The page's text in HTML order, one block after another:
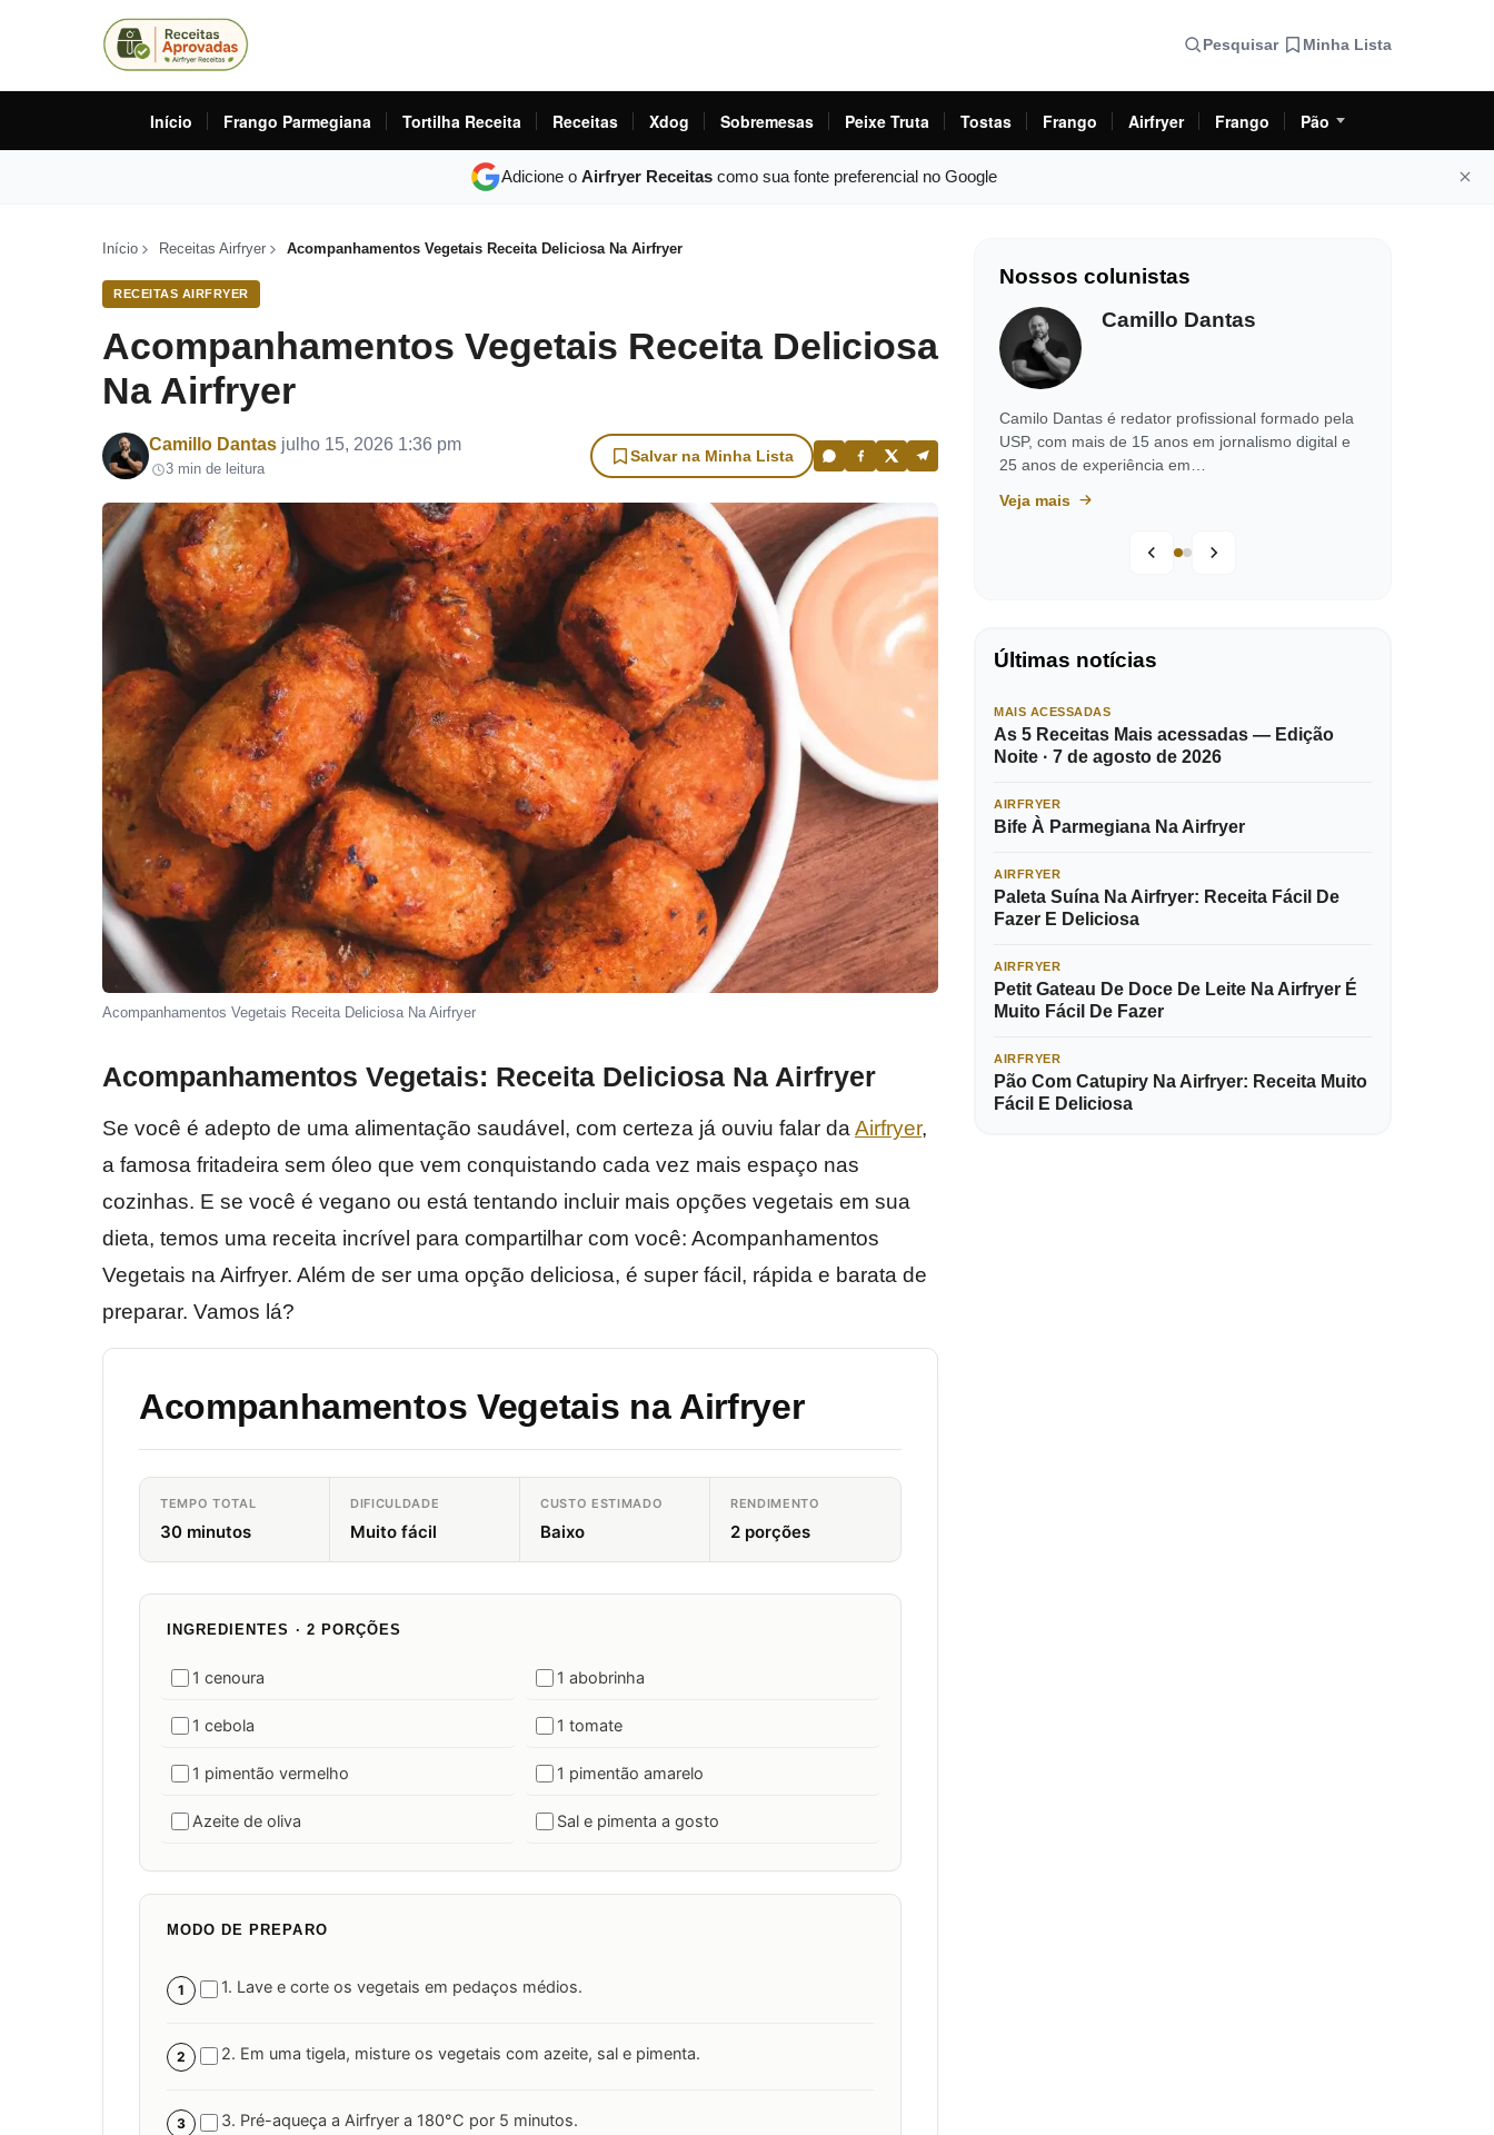
Pesquisar Minha Lista
Início Frango Parmegiana Tortilha Receita Receitas Xdog Sobremesas Peixe Truta Tostas Frango Airfryer Frango Pão
Adicione o Airfryer Receitas como sua fonte preferencial no Google
Início Receitas Airfryer Acompanhamentos Vegetais Receita Deliciosa Na Airfryer
RECEITAS AIRFRYER
Acompanhamentos Vegetais Receita Deliciosa
Na Airfryer
Por
Camillo Dantas julho 15, 2026 1:36 pm
3 min de leitura
Salvar na Minha Lista
Acompanhamentos Vegetais Receita Deliciosa Na Airfryer
Acompanhamentos Vegetais: Receita Deliciosa Na Airfryer
Se você é adepto de uma alimentação saudável, com certeza já ouviu falar da Airfryer,
a famosa fritadeira sem óleo que vem conquistando cada vez mais espaço nas
cozinhas. E se você é vegano ou está tentando incluir mais opções vegetais em sua
dieta, temos uma receita incrível para compartilhar com você: Acompanhamentos
Vegetais na Airfryer. Além de ser uma opção deliciosa, é super fácil, rápida e barata de
preparar. Vamos lá?
Acompanhamentos Vegetais na Airfryer
TEMPO TOTAL
30 minutos
DIFICULDADE
Muito fácil
CUSTO ESTIMADO
Baixo
RENDIMENTO
2 porções
INGREDIENTES · 2 PORÇÕES
1 cenoura 1 abobrinha
1 cebola 1 tomate
1 pimentão vermelho 1 pimentão amarelo
Azeite de oliva Sal e pimenta a gosto
MODO DE PREPARO
1 1. Lave e corte os vegetais em pedaços médios.
2 2. Em uma tigela, misture os vegetais com azeite, sal e pimenta.
3 3. Pré-aqueça a Airfryer a 180°C por 5 minutos.
Nossos colunistas
Camillo Dantas
Camilo Dantas é redator profissional formado pela
USP, com mais de 15 anos em jornalismo digital e
25 anos de experiência em…
Veja mais
Últimas notícias
MAIS ACESSADAS
As 5 Receitas Mais acessadas — Edição
Noite · 7 de agosto de 2026
AIRFRYER
Bife À Parmegiana Na Airfryer
AIRFRYER
Paleta Suína Na Airfryer: Receita Fácil De
Fazer E Deliciosa
AIRFRYER
Petit Gateau De Doce De Leite Na Airfryer É
Muito Fácil De Fazer
AIRFRYER
Pão Com Catupiry Na Airfryer: Receita Muito
Fácil E Deliciosa